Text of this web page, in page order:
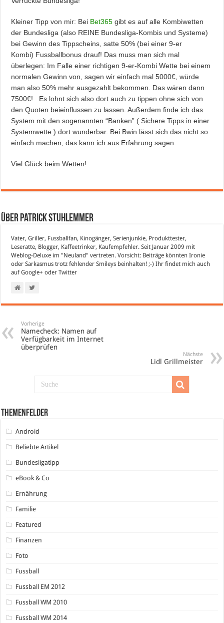
Kleiner Tipp von mir: Bei Bet365 gibt es auf alle Kombiwetten
der Bundesliga (also REINE Bundesliga-Kombis und Systeme)
bei Gewinn des Tippscheins, satte 50% (bei einer 9-er
Kombi) Fussballbonus drauf! Das muss man sich mal
überlegen: Im Falle einer richtigen 9-er-Kombi Wette bei einem
normalen Gewinn von, sagen wir einfach mal 5000€, würde
man also 50% mehr ausgezahlt bekommen. Das wären dann
7500€! Es lohnt sich also dort auch zu tippen ohne sich von
den Quoten beieinflussen zu lassen. Außerdem finde ich das
System mit den sogenannten “Banken” ( Sichere Tipps in einer
Systemwette ) dort wunderbar. Bei Bwin lässt sich das nicht so
einfach machen, das kann ich aus Erfahrung sagen.
Viel Glück beim Wetten!
Über Patrick Stuhlemmer
Vater, Griller, Fussballfan, Kinogänger, Serienjunkie, Produkttester,
Leseratte, Blogger, Kaffeetrinker, Kaufempfehler. Seit Januar 2009 mit
Weblog-Deluxe im "Neuland" vertreten. Vorsicht: Beiträge könnten Ironie
oder Sarkasmus trotz fehlender Smileys beinhalten! ;-) Ihr findet mich auch
aufGoogle+ oderTwitter
Vorherige
Namecheck: Namen auf
Verfügbarkeit im Internet
überprüfen
Nächste
Lidl Grillmeister
Themenfelder
Android
Beliebte Artikel
Bundesligatipp
eBook & Co
Ernährung
Familie
Featured
Finanzen
Foto
Fussball
Fussball EM 2012
Fussball WM 2010
Fussball WM 2014